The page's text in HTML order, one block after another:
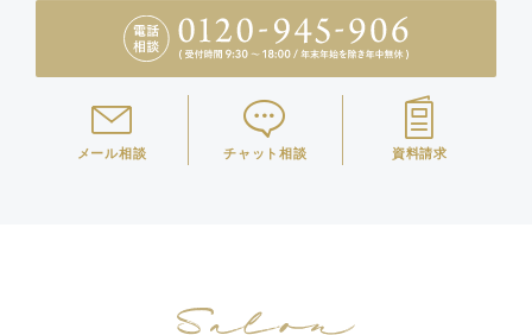
メール相談 チャット相談 資料請求